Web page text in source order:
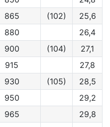
865 (102)
25,6
880
26,4
900 (104)
27,1
915
27,8
930 (105)
28,5
950
29,2
965
29,8